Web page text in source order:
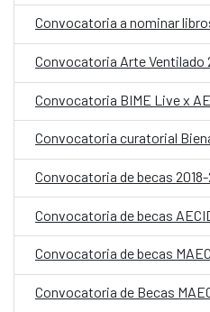
Convocatoria Arte Ventilado
Convocatoria BIME Live x
Convocatoria curatorial
Convocatoria de becas